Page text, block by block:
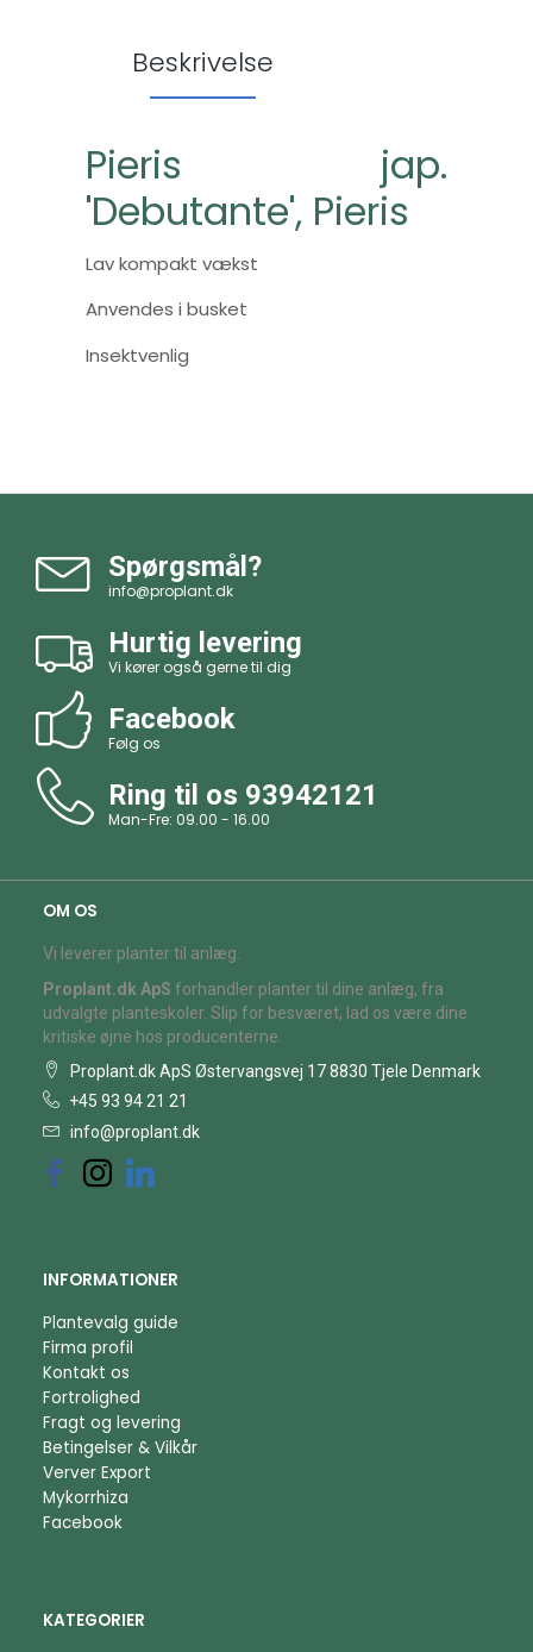
Beskrivelse
Pieris jap.
'Debutante', Pieris
Lav kompakt vækst
Anvendes i busket
Insektvenlig
Spørgsmål?
info@proplant.dk
Hurtig levering
Vi kører også gerne til dig
Facebook
Følg os
Ring til os 93942121
Man-Fre: 09.00 - 16.00
OM OS
Vi leverer planter til anlæg.
Proplant.dk ApS forhandler planter til dine anlæg, fra
udvalgte planteskoler. Slip for besværet, lad os være dine
kritiske øjne hos producenterne.
Proplant.dk ApS Østervangsvej 17 8830 Tjele Denmark
+45 93 94 21 21
info@proplant.dk
INFORMATIONER
Plantevalg guide
Firma profil
Kontakt os
Fortrolighed
Fragt og levering
Betingelser & Vilkår
Verver Export
Mykorrhiza
Facebook
KATEGORIER